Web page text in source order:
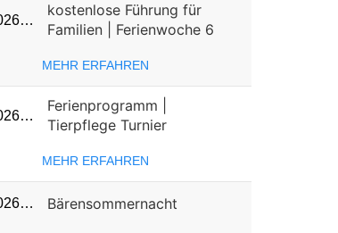
kostenlose Führung für
Familien | Ferienwoche 6
MEHR ERFAHREN
Ferienprogramm |
Tierpflege Turnier
MEHR ERFAHREN
Bärensommernacht